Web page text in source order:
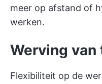
meer op afstand of
werken.
Werving van
Flexibiliteit op de